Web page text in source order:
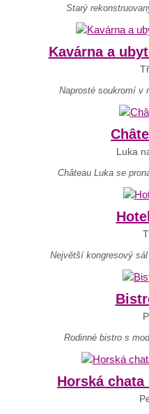
Starý
Kavárna a
Naprosté soukromí v
Luka
Château Luka se
Největší kongresový
Rodinné bistro s
Horská chata